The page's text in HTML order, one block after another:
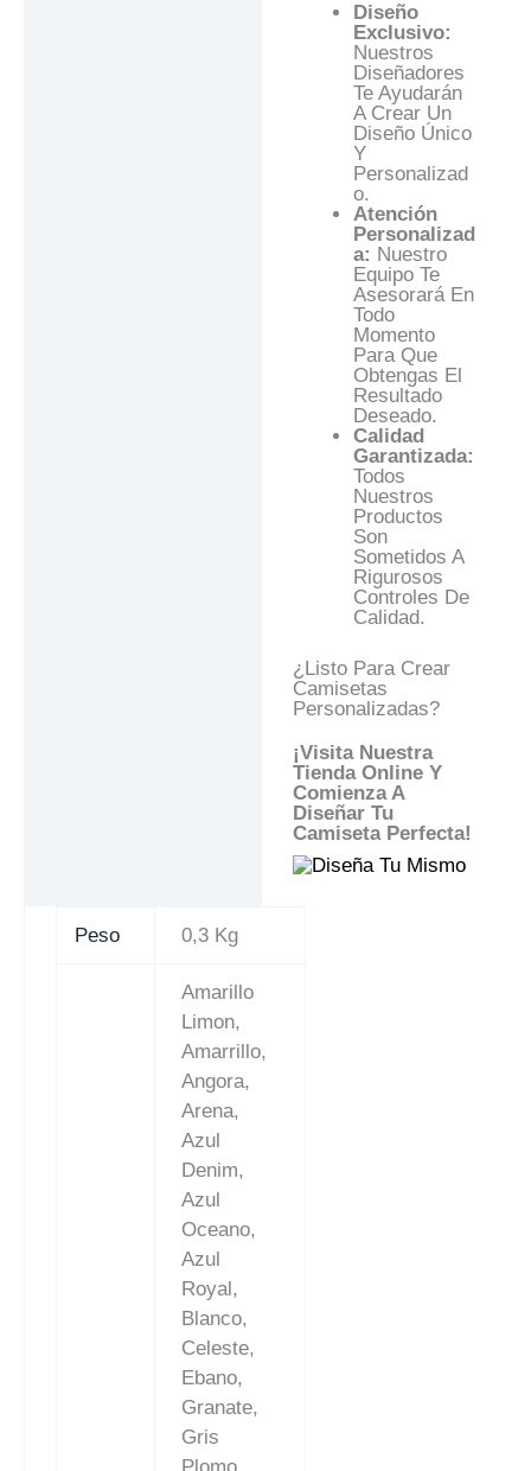
Diseño
Exclusivo:
Nuestros
Diseñadores
Te Ayudarán
A Crear Un
Diseño Único
Y
Personalizad
O.
Atención
Personalizad
A: Nuestro
Equipo Te
Asesorará En
Todo
Momento
Para Que
Obtengas El
Resultado
Deseado.
Calidad
Garantizada:
Todos
Nuestros
Productos
Son
Sometidos A
Rigurosos
Controles De
Calidad.
¿Listo Para Crear
Camisetas
Personalizadas?
¡Visita Nuestra
Tienda Online Y
Comienza A
Diseñar Tu
Camiseta Perfecta!
Peso 0,3 Kg
Amarillo
Limon,
Amarrillo,
Angora,
Arena,
Azul
Denim,
Azul
Oceano,
Azul
Royal,
Blanco,
Celeste,
Ebano,
Granate,
Gris